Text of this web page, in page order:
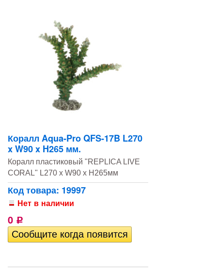
Коралл Aqua-Pro QFS-17B L270
x W90 x H265 мм.
Коралл пластиковый "REPLICA LIVE
CORAL" L270 x W90 x H265мм
Код товара: 19997
Нет в наличии
0 Р